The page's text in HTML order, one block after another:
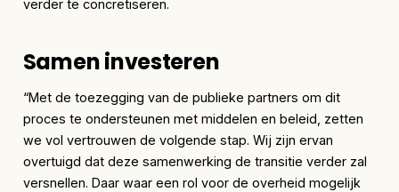
verder te concretiseren.
Samen investeren
“Met de toezegging van de publieke partners om dit
proces te ondersteunen met middelen en beleid, zetten
we vol vertrouwen de volgende stap. Wij zijn ervan
overtuigd dat deze samenwerking de transitie verder zal
versnellen. Daar waar een rol voor de overheid mogelijk